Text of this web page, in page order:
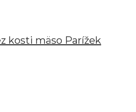
kosti mäso Parížek